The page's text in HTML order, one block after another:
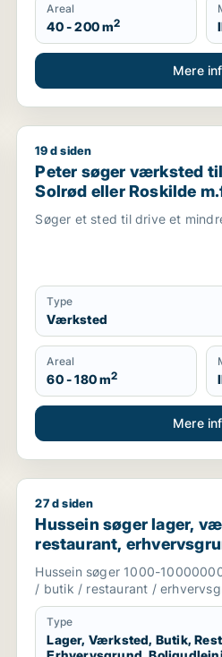
Areal
40 - 200 m2
Mere
eller garage til
Peter søger værksted til
19 d siden
Peter søger værksted til
Solrød eller Roskilde
Søger et sted til drive et
Type
Værksted
Areal
60 - 180 m2
Mere
Strand, Karlslunde eller
Hussein søger lager,
27 d siden
Hussein søger lager,
restaurant,
salg i Greve, Solrød
Hussein søger 1000-
/ butik / restaurant /
Type
Lager, Værksted, Butik,